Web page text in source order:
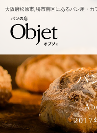
大阪府松原市,堺市南区にあるパン屋・カ
パ
2017